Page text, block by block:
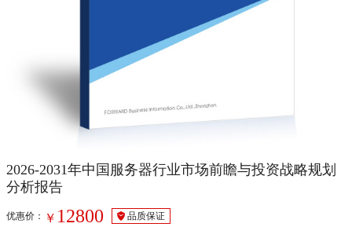
2026-2031年中国服务器行业市场前瞻与投资战略规划
分析报告
优惠价： ￥ 12800
品质保证